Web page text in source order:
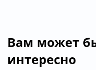
Вам может
интересно